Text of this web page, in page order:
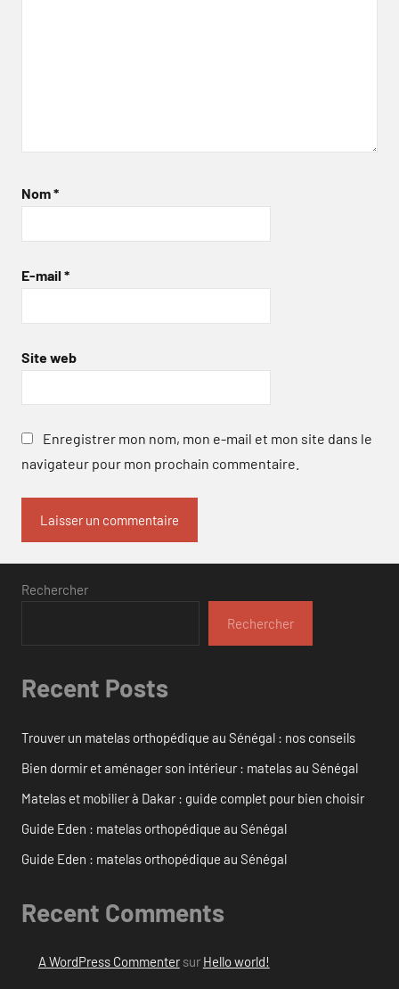
Nom*
E-mail *
Site web
Enregistrer mon nom, mon e-mail et mon site dans le
navigateur pour mon prochain commentaire.
Rechercher
Rechercher
Recent Posts
Trouver un matelas orthopédique au Sénégal : nos conseils
Bien dormir et aménager son intérieur : matelas au Sénégal
Matelas et mobilier à Dakar : guide complet pour bien choisir
Guide Eden : matelas orthopédique au Sénégal
Guide Eden : matelas orthopédique au Sénégal
Recent Comments
A WordPress Commentersur Hello world!